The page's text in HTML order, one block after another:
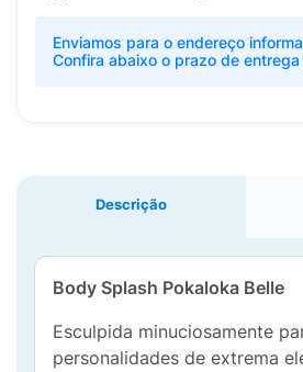
Enviamos para o endereço
Confira abaixo o prazo de
Descrição
Body Splash Pokaloka Belle
Esculpida minuciosamente
personalidades de extrema